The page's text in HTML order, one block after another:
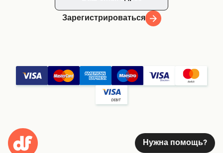
Зарегистрироваться
Нужна помощь?